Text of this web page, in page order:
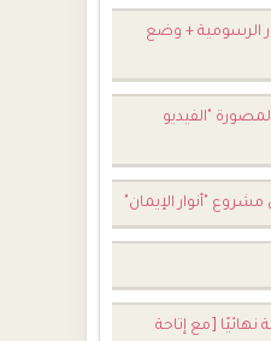
الرسومية + وضع
"الفيديو
"أنوار الإيمان"
نهائيًا [مع إتاحة